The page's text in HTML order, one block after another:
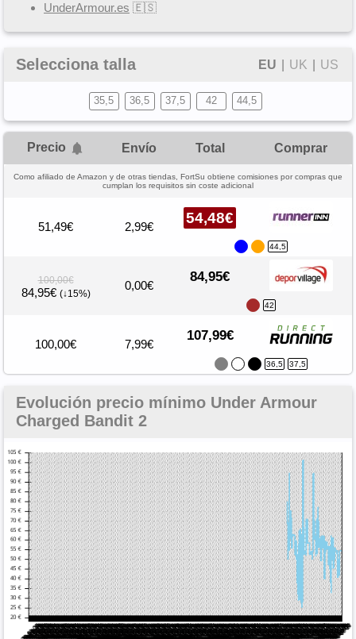
UnderArmour.es 🇪🇸
Selecciona talla EU UK US
35,5 36,5 37,5 42 44,5
Precio Envío Total Comprar
Como afiliado de Amazon y de otras tiendas, FortSu obtiene comisiones por compras que
cumplan los requisitos sin coste adicional
51,49€ 2,99€
54,48€
44,5
100,00€
84,95€ (↓15%)
0,00€
84,95€
42
100,00€ 7,99€
107,99€
36,5 37,5
Evolución precio mínimo Under Armour
Charged Bandit 2